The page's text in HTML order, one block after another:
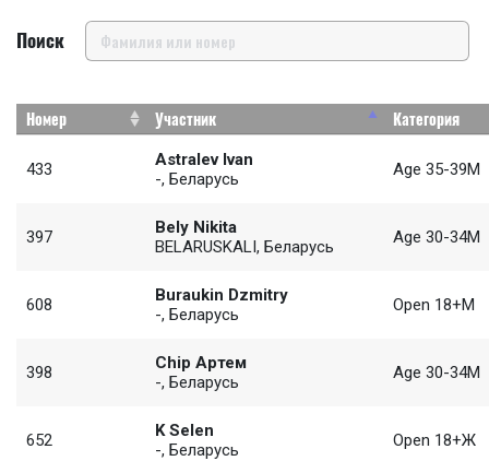
Поиск
Номер Участник Категория
433
Astralev Ivan
-, Беларусь
Age 35-39М
397
Bely Nikita
BELARUSKALI, Беларусь
Age 30-34М
608
Buraukin Dzmitry
-, Беларусь
Open 18+М
398
Chip Артем
-, Беларусь
Age 30-34М
652
K Selen
-, Беларусь
Open 18+Ж